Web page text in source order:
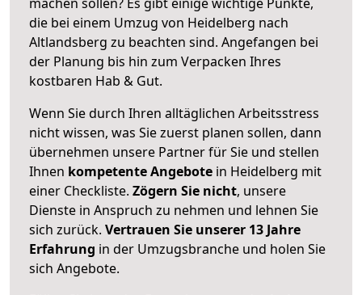
die bei einem Umzug von Heidelberg nach
Altlandsberg zu beachten sind. Angefangen bei
der Planung bis hin zum Verpacken Ihres
kostbaren Hab & Gut.
Wenn Sie durch Ihren alltäglichen Arbeitsstress
nicht wissen, was Sie zuerst planen sollen, dann
übernehmen unsere Partner für Sie und stellen
Ihnen kompetente Angebote in Heidelberg mit
einer Checkliste. Zögern Sie nicht, unsere
Dienste in Anspruch zu nehmen und lehnen Sie
sich zurück. Vertrauen Sie unserer 13 Jahre
Erfahrung in der Umzugsbranche und holen Sie
sich Angebote.